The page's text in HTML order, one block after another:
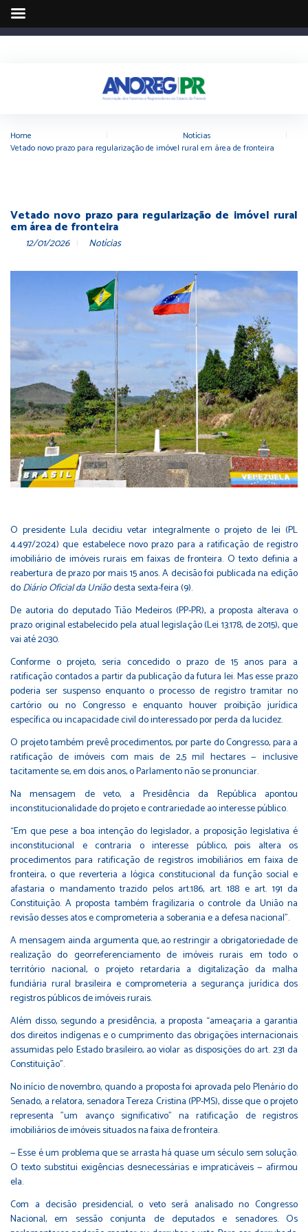
Home Notícias
Vetado novo prazo para regularização de imóvel rural em área de fronteira
Vetado novo prazo para regularização de imóvel rural
em área de fronteira
12/01/2026 Notícias
O presidente Lula decidiu vetar integralmente o projeto de lei (PL
4.497/2024) que estabelece novo prazo para a ratificação de registro
imobiliário de imóveis rurais em faixas de fronteira. O texto definia a
reabertura de prazo por mais 15 anos. A decisão foi publicada na edição
doDiário Oficial da Uniãodesta sexta-feira (9).
De autoria do deputado Tião Medeiros (PP-PR), a proposta alterava o
prazo original estabelecido pela atual legislação (Lei 13.178, de 2015), que
vai até 2030.
Conforme o projeto, seria concedido o prazo de 15 anos para a
ratificação contados a partir da publicação da futura lei. Mas esse prazo
poderia ser suspenso enquanto o processo de registro tramitar no
cartório ou no Congresso e enquanto houver proibição jurídica
específica ou incapacidade civil do interessado por perda da lucidez.
O projeto também prevê procedimentos, por parte do Congresso, para a
ratificação de imóveis com mais de 2,5 mil hectares — inclusive
tacitamente se, em dois anos, o Parlamento não se pronunciar.
Na mensagem de veto, a Presidência da República apontou
inconstitucionalidade do projeto e contrariedade ao interesse público.
“Em que pese a boa intenção do legislador, a proposição legislativa é
inconstitucional e contraria o interesse público, pois altera os
procedimentos para ratificação de registros imobiliários em faixa de
fronteira, o que reverteria a lógica constitucional da função social e
afastaria o mandamento trazido pelos art.186, art. 188 e art. 191 da
Constituição. A proposta também fragilizaria o controle da União na
revisão desses atos e comprometeria a soberania e a defesa nacional”.
A mensagem ainda argumenta que, ao restringir a obrigatoriedade de
realização do georreferenciamento de imóveis rurais em todo o
território nacional, o projeto retardaria a digitalização da malha
fundiária rural brasileira e comprometeria a segurança jurídica dos
registros públicos de imóveis rurais.
Além disso, segundo a presidência, a proposta “ameaçaria a garantia
dos direitos indígenas e o cumprimento das obrigações internacionais
assumidas pelo Estado brasileiro, ao violar as disposições do art. 231 da
Constituição”.
No início de novembro, quando a proposta foi aprovada pelo Plenário do
Senado, a relatora, senadora Tereza Cristina (PP-MS), disse que o projeto
representa "um avanço significativo" na ratificação de registros
imobiliários de imóveis situados na faixa de fronteira.
— Esse é um problema que se arrasta há quase um século sem solução.
O texto substitui exigências desnecessárias e impraticáveis — afirmou
ela.
Com a decisão presidencial, o veto será analisado no Congresso
Nacional, em sessão conjunta de deputados e senadores. Os